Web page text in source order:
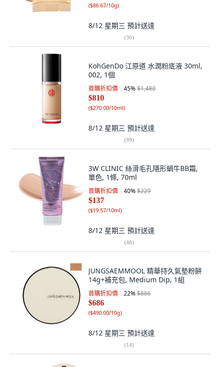
($86.67/10g)
8/12 星期三 預計送達
(30)
KohGenDo 江原道 水潤粉底液 30ml,
002, 1個
首購折扣價 45%$1,480
$810
($270.00/10ml)
8/12 星期三 預計送達
(99)
3W CLINIC 絲滑毛孔隱形蝸牛BB霜,
單色, 1條, 70ml
首購折扣價 40%$229
$137
($19.57/10ml)
8/12 星期三 預計送達
(48)
JUNGSAEMMOOL 精華持久氣墊粉餅
14g+補充包, Medium Dip, 1組
首購折扣價 22%$886
$686
($490.00/10g)
8/12 星期三 預計送達
(14)